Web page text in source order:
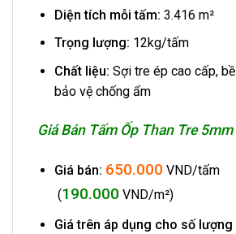
Diện tích mỗi tấm: 3.416 m²
Trọng lượng: 12kg/tấm
Chất liệu: Sợi tre ép cao cấp,
bảo vệ chống ẩm
Giá Bán Tấm Ốp Than Tre 5mm
Giá bán: 650.000 VND/tấm
(190.000 VND/m²)
Giá trên áp dụng cho số